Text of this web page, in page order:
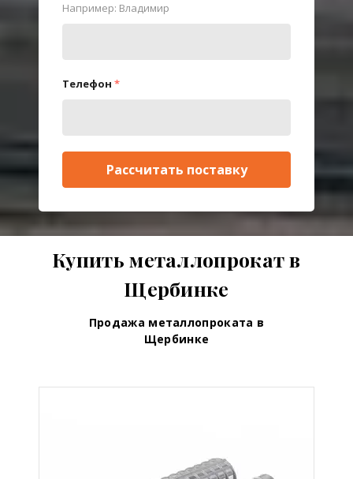
Например: Владимир
Телефон *
Рассчитать поставку
Купить металлопрокат в
Щербинке
Продажа металлопроката в
Щербинке